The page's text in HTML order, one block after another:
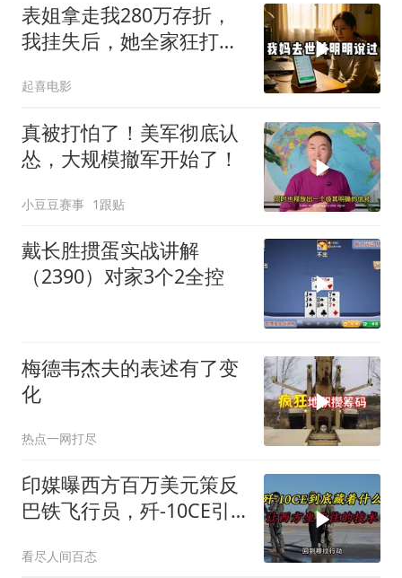
表姐拿走我280万存折，
我挂失后，她全家狂打
起喜电影
真被打怕了！美军彻底认
怂，大规模撤军开始了！
小豆豆赛事 1跟贴
戴长胜掼蛋实战讲解
（2390）对家3个2全控
梅德韦杰夫的表述有了变
化
热点一网打尽
印媒曝西方百万美元策反
巴铁飞行员，歼-10CE引
看尽人间百态